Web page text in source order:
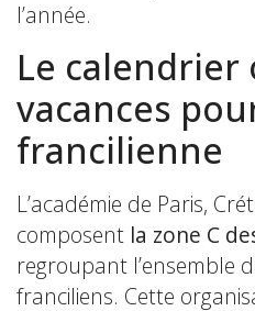
l’année.
Le calendrier
vacances
francilienne
L’académie de Paris,
composent la zone C
regroupant l’ensemble
franciliens. Cette